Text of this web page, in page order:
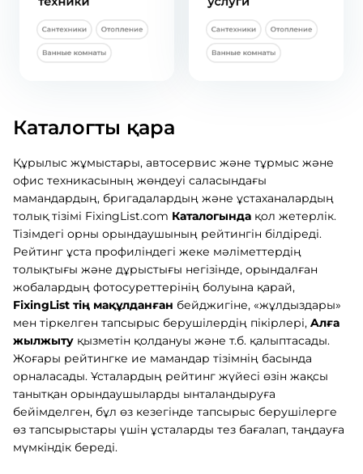
Каталогты қара
Құрылыс жұмыстары, автосервис және тұрмыс және
офис техникасының жөндеуі саласындағы
мамандардың, бригадалардың және ұстаханалардың
толық тізімі FixingList.com Каталогында қол жетерлік.
Тізімдегі орны орындаушының рейтингін білдіреді.
Рейтинг ұста профиліндегі жеке мәліметтердің
толықтығы және дұрыстығы негізінде, орындалған
жобалардың фотосуреттерінің болуына қарай,
FixingList тің мақұлданған бейджигіне, «жұлдыздары»
мен тіркелген тапсырыс берушілердің пікірлері, Aлға
жылжыту қызметін қолдануы және т.б. қалыптасады.
Жоғары рейтингке ие мамандар тізімнің басында
орналасады. Ұсталардың рейтинг жүйесі өзін жақсы
танытқан орындаушыларды ынталандыруға
бейімделген, бұл өз кезегінде тапсырыс берушілерге
өз тапсырыстары үшін ұсталарды тез бағалап, таңдауға
мүмкіндік береді.